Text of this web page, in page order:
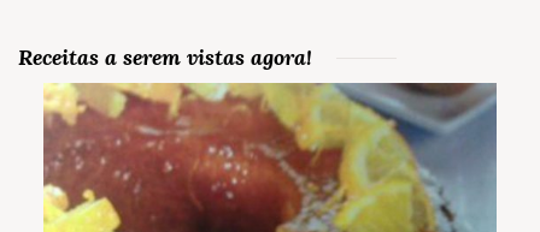
Receitas a serem vistas agora!